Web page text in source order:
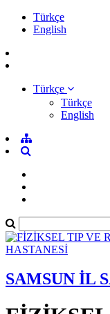
Türkçe
English
Türkçe
Türkçe
English
SAMSUN İL